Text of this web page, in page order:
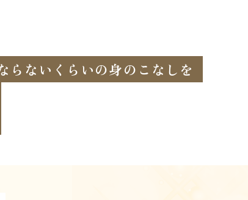
らないくらいの身のこなしを